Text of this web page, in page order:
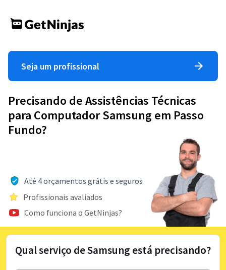
Seja um profissional
Precisando de Assistências Técnicas
para Computador Samsung em Passo
Fundo?
Até 4 orçamentos grátis e seguros
Profissionais avaliados
Como funciona o GetNinjas?
Qual serviço de Samsung está precisando?